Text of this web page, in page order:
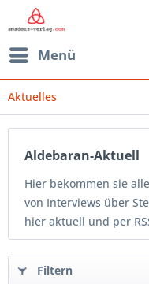
Menü
Aktuelles
Aldebaran-Aktuell
Hier bekommen sie
von Interviews über
hier aktuell und per
Filtern